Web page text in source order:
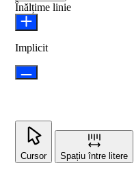
Înălțime linie
Implicit
Cursor Spațiu între litere